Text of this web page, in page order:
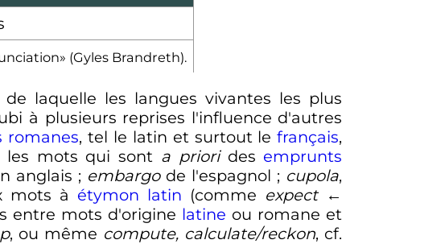
(Gyles Brandreth).
laquelle les langues vivantes les plus
à plusieurs reprises l'influence d'autres
romanes, tel le latin et surtout lefrançais,
les mots qui sont a priorides emprunts
anglais ; embargode l'espagnol ; cupola,
mots à étymon latin (comme expect←
entre mots d'origine latine ou romane et
, ou même compute, calculate/reckon, cf.